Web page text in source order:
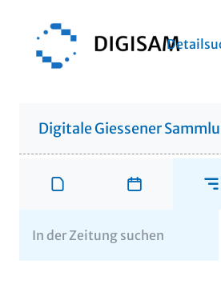
Digitale Giessener